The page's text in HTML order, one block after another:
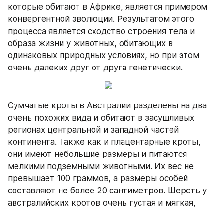
которые обитают в Африке, является примером
конвергентной эволюции. Результатом этого
процесса является сходство строения тела и
образа жизни у животных, обитающих в
одинаковых природных условиях, но при этом
очень далеких друг от друга генетически.
Сумчатые кроты в Австралии разделены на два
очень похожих вида и обитают в засушливых
регионах центральной и западной частей
континента. Также как и плацентарные кроты,
они имеют небольшие размеры и питаются
мелкими подземными животными. Их вес не
превышает 100 граммов, а размеры особей
составляют не более 20 сантиметров. Шерсть у
австралийских кротов очень густая и мягкая,